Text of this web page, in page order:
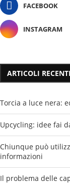
FACEBOOK
INSTAGRAM
ARTICOLI RECENTI
Torcia a luce nera:
Upcycling: idee fai
Chiunque può
informazioni
Il problema delle